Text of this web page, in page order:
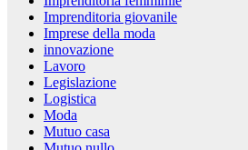
Imprenditoria giovanile
Imprese della moda
innovazione
Lavoro
Legislazione
Logistica
Moda
Mutuo casa